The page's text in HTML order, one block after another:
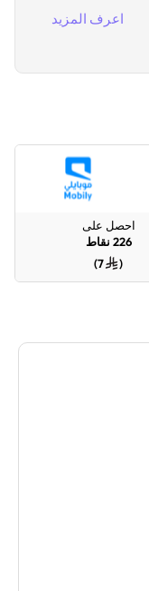
اعرف المزيد
احصل على
226 نقاط
(
7
)